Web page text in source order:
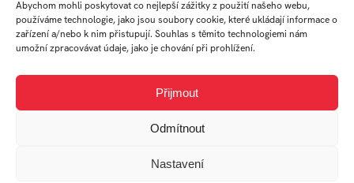
Abychom mohli poskytovat co nejlepší zážitky z použití našeho webu,
používáme technologie, jako jsou soubory cookie, které ukládají informace o
zařízení a/nebo k nim přistupují. Souhlas s těmito technologiemi nám
umožní zpracovávat údaje, jako je chování při prohlížení.
Přijmout
Odmítnout
Nastavení
Sedlářová Viktorie
V